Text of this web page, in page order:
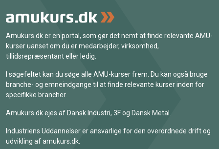
Amukurs.dk er en portal, som gør det nemt at finde relevante AMU-
kurser uanset om du er medarbejder, virksomhed,
tillidsrepræsentant eller ledig.
I søgefeltet kan du søge alle AMU-kurser frem. Du kan også bruge
branche- og emneindgange til at finde relevante kurser inden for
specifikke brancher.
Amukurs.dk ejes af Dansk Industri, 3F og Dansk Metal.
Industriens Uddannelser er ansvarlige for den overordnede drift og
udvikling af amukurs.dk.